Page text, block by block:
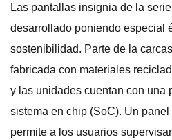
Las pantallas insignia de la
desarrollado poniendo especial
sostenibilidad. Parte de la
fabricada con materiales
y las unidades cuentan con una
sistema en chip (SoC). Un
permite a los usuarios